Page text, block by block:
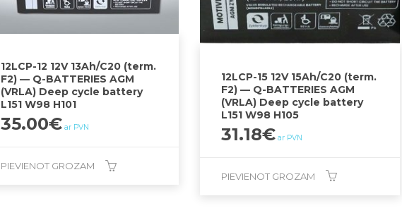
12LCP-12 12V 13Ah/C20 (term.
F2) — Q-BATTERIES AGM
(VRLA) Deep cycle battery
L151 W98 H101
35.00€ ar PVN
PIEVIENOT GROZAM
12LCP-15 12V 15Ah/C20 (term.
F2) — Q-BATTERIES AGM
(VRLA) Deep cycle battery
L151 W98 H105
31.18€ ar PVN
PIEVIENOT GROZAM